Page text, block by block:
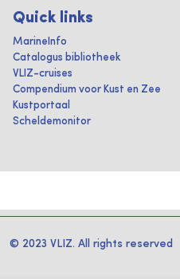
Quick links
MarineInfo
Catalogus bibliotheek
VLIZ-cruises
Compendium voor Kust en Zee
Kustportaal
Scheldemonitor
© 2023 VLIZ. All rights reserved